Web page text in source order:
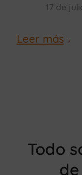
17 de
Leer más
Todo